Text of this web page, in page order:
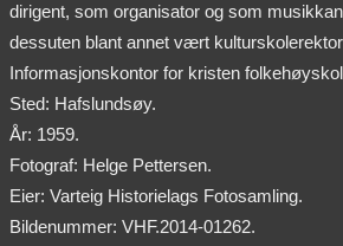
dirigent, som organisator og som
dessuten blant annet vært
Informasjonskontor for kristen
Sted: Hafslundsøy.
År: 1959.
Fotograf: Helge Pettersen.
Eier: Varteig Historielags Fotosamling.
Bildenummer: VHF.2014-01262.